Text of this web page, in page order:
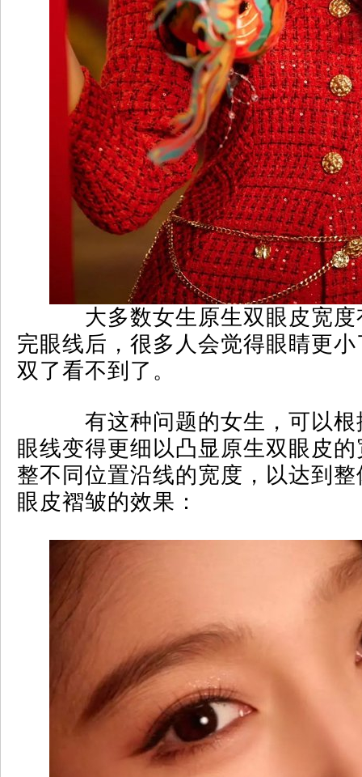
大多数女生原生双眼皮宽度
完眼线后，很多人会觉得眼睛更
双了看不到了。
有这种问题的女生，可以根
眼线变得更细以凸显原生双眼皮
整不同位置沿线的宽度，以达到
眼皮褶皱的效果：